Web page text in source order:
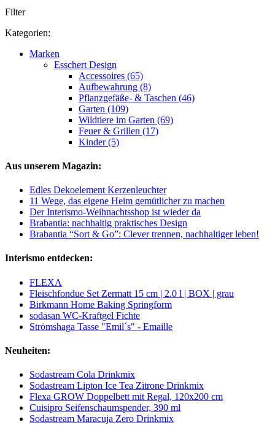
Filter
Kategorien:
Marken
Esschert Design
Accessoires (65)
Aufbewahrung (8)
Pflanzgefäße- & Taschen (46)
Garten (109)
Wildtiere im Garten (69)
Feuer & Grillen (17)
Kinder (5)
Aus unserem Magazin:
Edles Dekoelement Kerzenleuchter
11 Wege, das eigene Heim gemütlicher zu machen
Der Interismo-Weihnachtsshop ist wieder da
Brabantia: nachhaltig praktisches Design
Brabantia “Sort & Go”: Clever trennen, nachhaltiger leben!
Interismo entdecken:
FLEXA
Fleischfondue Set Zermatt 15 cm | 2.0 l | BOX | grau
Birkmann Home Baking Springform
sodasan WC-Kraftgel Fichte
Strömshaga Tasse "Emil´s" - Emaille
Neuheiten:
Sodastream Cola Drinkmix
Sodastream Lipton Ice Tea Zitrone Drinkmix
Flexa GROW Doppelbett mit Regal, 120x200 cm
Cuisipro Seifenschaumspender, 390 ml
Sodastream Maracuja Zero Drinkmix